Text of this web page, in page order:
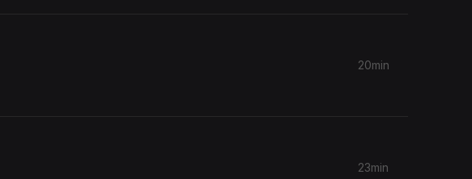
20min
23min